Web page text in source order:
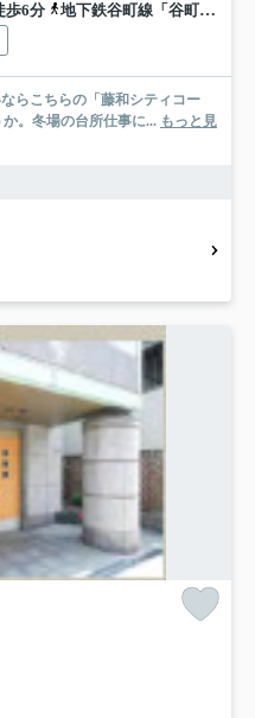
歩6分
地下鉄谷町線「谷町四丁目」駅 徒歩7分
らこちらの「藤和シティコー
。冬場の台所仕事に... もっと見